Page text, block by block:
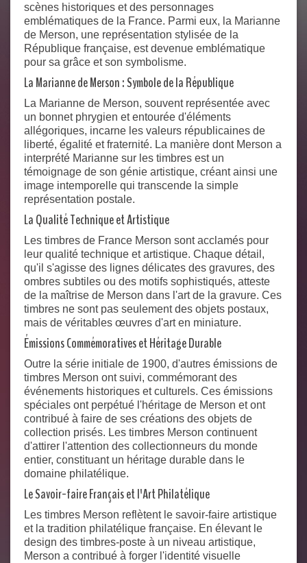
scènes historiques et des personnages
emblématiques de la France. Parmi eux, la Marianne
de Merson, une représentation stylisée de la
République française, est devenue emblématique
pour sa grâce et son symbolisme.
La Marianne de Merson : Symbole de la République
La Marianne de Merson, souvent représentée avec
un bonnet phrygien et entourée d'éléments
allégoriques, incarne les valeurs républicaines de
liberté, égalité et fraternité. La manière dont Merson a
interprété Marianne sur les timbres est un
témoignage de son génie artistique, créant ainsi une
image intemporelle qui transcende la simple
représentation postale.
La Qualité Technique et Artistique
Les timbres de France Merson sont acclamés pour
leur qualité technique et artistique. Chaque détail,
qu'il s'agisse des lignes délicates des gravures, des
ombres subtiles ou des motifs sophistiqués, atteste
de la maîtrise de Merson dans l'art de la gravure. Ces
timbres ne sont pas seulement des objets postaux,
mais de véritables œuvres d'art en miniature.
Émissions Commémoratives et Héritage Durable
Outre la série initiale de 1900, d'autres émissions de
timbres Merson ont suivi, commémorant des
événements historiques et culturels. Ces émissions
spéciales ont perpétué l'héritage de Merson et ont
contribué à faire de ses créations des objets de
collection prisés. Les timbres Merson continuent
d'attirer l'attention des collectionneurs du monde
entier, constituant un héritage durable dans le
domaine philatélique.
Le Savoir-faire Français et l'Art Philatélique
Les timbres Merson reflètent le savoir-faire artistique
et la tradition philatélique française. En élevant le
design des timbres-poste à un niveau artistique,
Merson a contribué à forger l'identité visuelle